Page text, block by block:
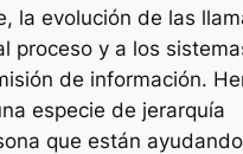
la evolución de las
proceso y a los
de información.
especie de jerarquía
que están